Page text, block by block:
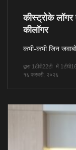
कीस्ट्रोके लॉगर
कीलॉगर
कभी-कभी जिन
द्वारा 1टीपी22टी में
१६ फरवरी, २०२६